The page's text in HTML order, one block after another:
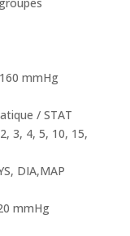
mmHg
/ STAT
3, 4, 5, 10, 15,
DIA,MAP
mmHg